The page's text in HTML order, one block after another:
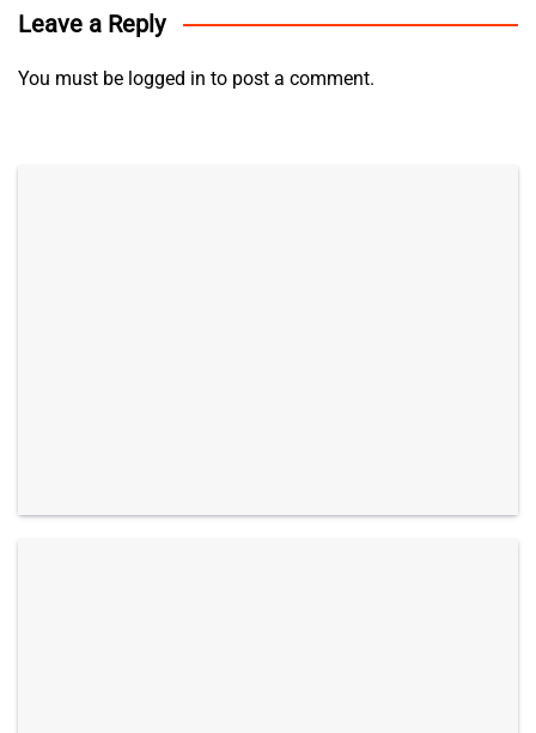
Leave a Reply
You must be logged in to post a comment.